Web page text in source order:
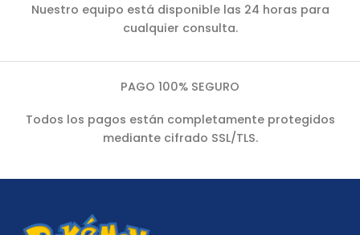
Nuestro equipo está disponible las 24 horas para
cualquier consulta.
PAGO 100% SEGURO
Todos los pagos están completamente protegidos
mediante cifrado SSL/TLS.